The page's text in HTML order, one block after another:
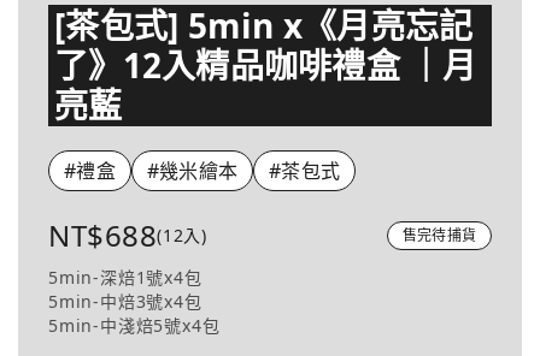
[茶包式] 5min x《月亮忘記
了》12入精品咖啡禮盒 ｜月
亮藍
#禮盒 #幾米繪本 #茶包式
NT$688(12入) 售完待捕貨
5min-深焙1號x4包
5min-中焙3號x4包
5min-中淺焙5號x4包